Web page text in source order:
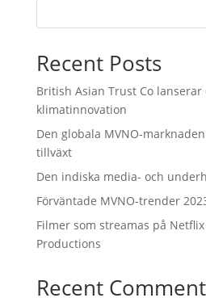
Recent Posts
British Asian Trust Co
klimatinnovation
Den globala MVNO-
tillväxt
Den indiska media- och
Förväntade MVNO-trender
Filmer som streamas på
Productions
Recent